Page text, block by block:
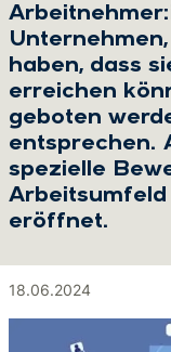
haben, dass
erreichen
geboten
entsprechen.
spezielle
eröffnet.
18.06.2024